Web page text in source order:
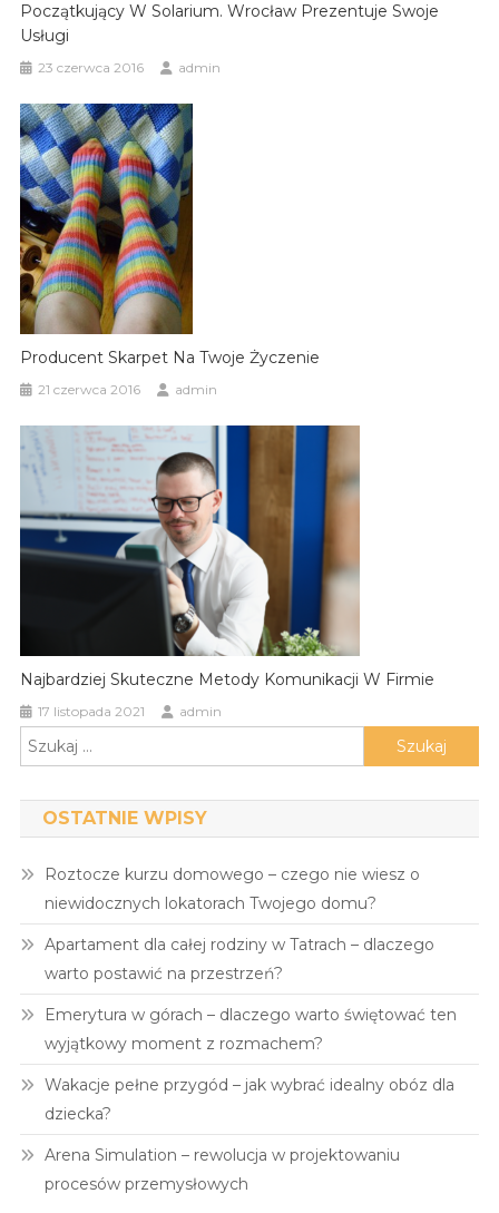
Początkujący W Solarium. Wrocław Prezentuje Swoje
Usługi
23 czerwca 2016 admin
Producent Skarpet Na Twoje Życzenie
21 czerwca 2016 admin
Najbardziej Skuteczne Metody Komunikacji W Firmie
17 listopada 2021 admin
Szukaj:
OSTATNIE WPISY
Roztocze kurzu domowego – czego nie wiesz o
niewidocznych lokatorach Twojego domu?
Apartament dla całej rodziny w Tatrach – dlaczego
warto postawić na przestrzeń?
Emerytura w górach – dlaczego warto świętować ten
wyjątkowy moment z rozmachem?
Wakacje pełne przygód – jak wybrać idealny obóz dla
dziecka?
Arena Simulation – rewolucja w projektowaniu
procesów przemysłowych